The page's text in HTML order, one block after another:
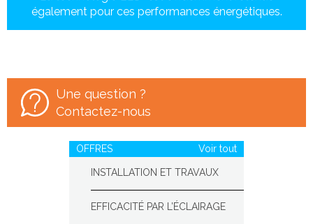
également pour ces performances énergétiques.
Une question ?
Contactez-nous
OFFRES Voir tout
INSTALLATION ET TRAVAUX
EFFICACITÉ PAR L’ÉCLAIRAGE